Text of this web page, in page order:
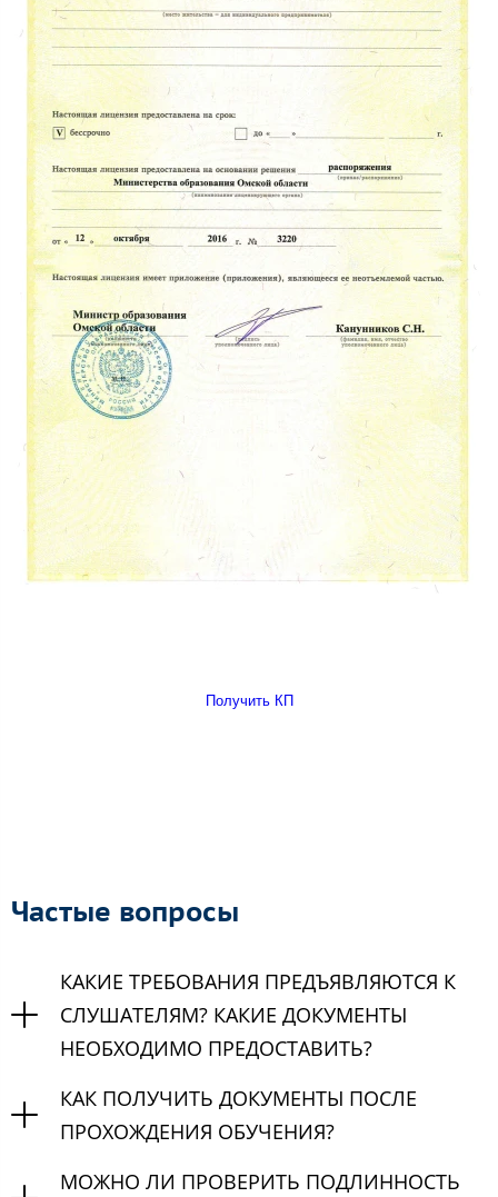
Получить КП
Частые вопросы
КАКИЕ ТРЕБОВАНИЯ ПРЕДЪЯВЛЯЮТСЯ К
СЛУШАТЕЛЯМ? КАКИЕ ДОКУМЕНТЫ
НЕОБХОДИМО ПРЕДОСТАВИТЬ?
КАК ПОЛУЧИТЬ ДОКУМЕНТЫ ПОСЛЕ
ПРОХОЖДЕНИЯ ОБУЧЕНИЯ?
МОЖНО ЛИ ПРОВЕРИТЬ ПОДЛИННОСТЬ